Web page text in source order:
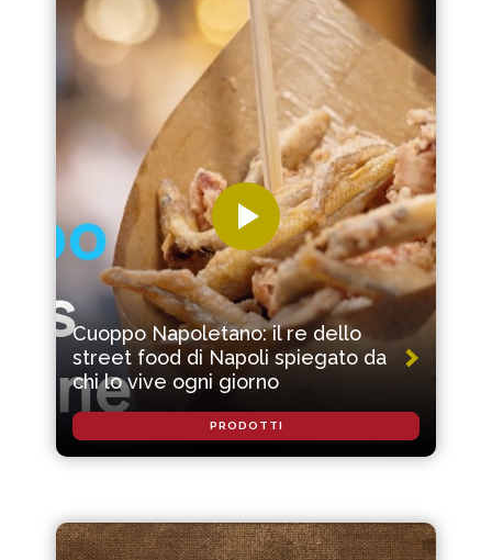
Cuoppo Napoletano: il re dello
street food di Napoli spiegato da
chi lo vive ogni giorno
PRODOTTI